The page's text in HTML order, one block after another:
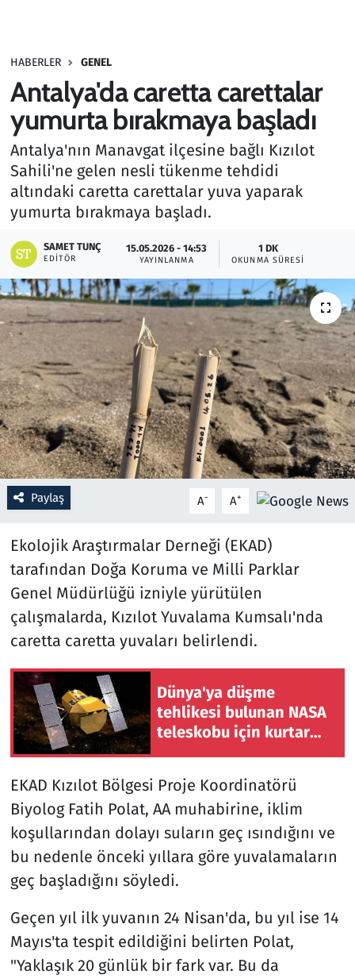
HABERLER GENEL
Antalya'da caretta carettalar
yumurta bırakmaya başladı
Antalya'nın Manavgat ilçesine bağlı Kızılot
Sahili'ne gelen nesli tükenme tehdidi
altındaki caretta carettalar yuva yaparak
yumurta bırakmaya başladı.
SAMET TUNÇ
EDITÖR
15.05.2026 - 14:53
YAYINLANMA
1 DK
OKUNMA SÜRESI
Paylaş A- A+
Ekolojik Araştırmalar Derneği (EKAD)
tarafından Doğa Koruma ve Milli Parklar
Genel Müdürlüğü izniyle yürütülen
çalışmalarda, Kızılot Yuvalama Kumsalı'nda
caretta caretta yuvaları belirlendi.
Dünya'ya düşme
tehlikesi bulunan NASA
teleskobu için kurtarma
EKAD Kızılot Bölgesi Proje Koordinatörü
Biyolog Fatih Polat, AA muhabirine, iklim
koşullarından dolayı suların geç ısındığını ve
bu nedenle önceki yıllara göre yuvalamaların
geç başladığını söyledi.
Geçen yıl ilk yuvanın 24 Nisan'da, bu yıl ise 14
Mayıs'ta tespit edildiğini belirten Polat,
"Yaklaşık 20 günlük bir fark var. Bu da
Haber
Kültür Sanat
Kurumsal Haberler
Lezzet Durağı
Oyun
Ramazan
Resmi İlanlar
Rüya Tabirleri
Sağlık
Savunma Sanayi
Seçim 2023
Spor
Teknoloji ve Bilim
Televizyon